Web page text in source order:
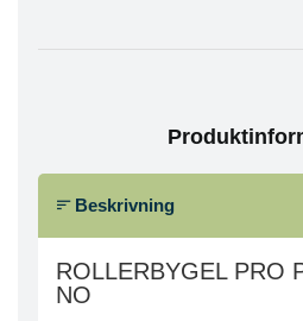
Beskrivning
ROLLERBYGEL PRO
NO